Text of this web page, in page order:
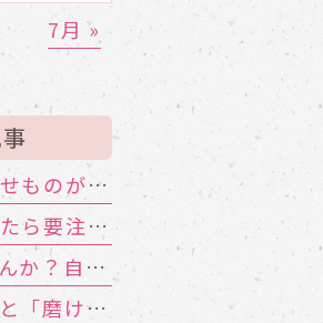
7月 »
つめもの・かぶせものが外れる！ その寿命と原因は？
歯ぐきが下がったら要注意！大人に多い根元むし歯
見逃していませんか？自分や家族のお口の機能低下のサイン
「磨いている」と「磨けている」は別物!?歯ブラシが届かない汚れの対策